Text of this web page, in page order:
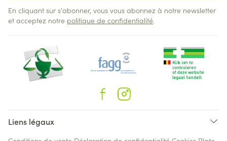
En cliquant sur s'abonner, vous vous abonnez à notre newsletter
et acceptez notre politique de confidentialité.
Liens légaux